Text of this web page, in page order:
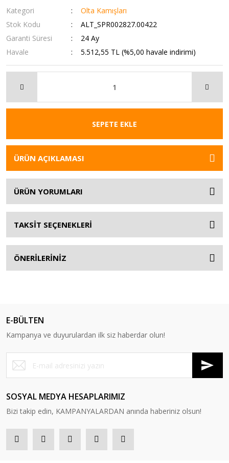
Kategori
Olta Kamışları
Stok Kodu
ALT_SPR002827.00422
Garanti Süresi
24 Ay
Havale
5.512,55 TL (%5,00 havale indirimi)
SEPETE EKLE
ÜRÜN AÇIKLAMASI
ÜRÜN YORUMLARI
TAKSİT SEÇENEKLERİ
ÖNERİLERİNİZ
E-BÜLTEN
Kampanya ve duyurulardan ilk siz haberdar olun!
SOSYAL MEDYA HESAPLARIMIZ
Bizi takip edin, KAMPANYALARDAN anında haberiniz olsun!